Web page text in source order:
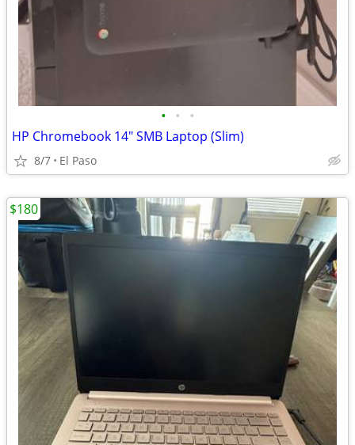
• • •
HP Chromebook 14" SMB Laptop (Slim)
8/7 El Paso
$180